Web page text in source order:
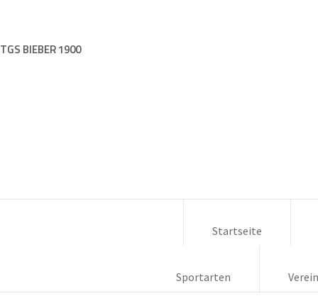
TGS BIEBER 1900
Startseite
Sportarten Verein